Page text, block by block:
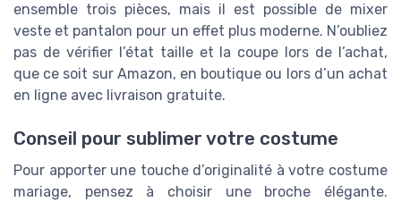
ensemble trois pièces, mais il est possible de mixer
veste et pantalon pour un effet plus moderne. N’oubliez
pas de vérifier l’état taille et la coupe lors de l’achat,
que ce soit sur Amazon, en boutique ou lors d’un achat
en ligne avec livraison gratuite.
Conseil pour sublimer votre costume
Pour apporter une touche d’originalité à votre costume
mariage, pensez à choisir une broche élégante.